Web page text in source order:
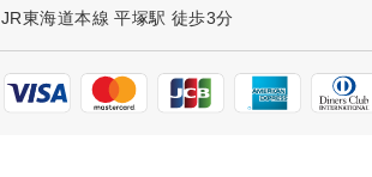
JR東海道本線 平塚駅 徒歩3分